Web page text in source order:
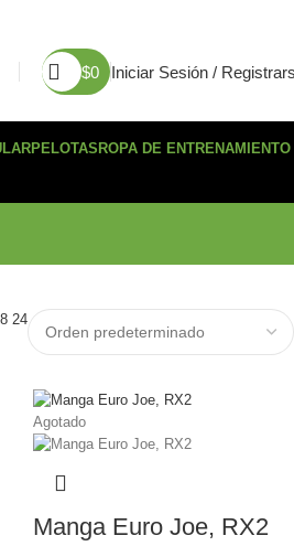
$0 Iniciar Sesión /
PELOTAS ROPA DE ENTRENAMIENTO
24
Agotado
Manga Euro Joe, RX2